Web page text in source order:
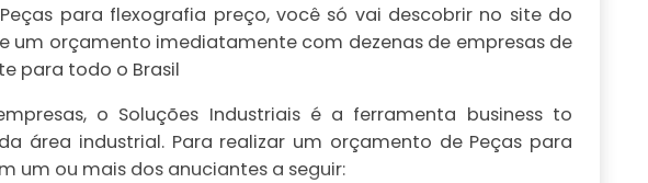
para flexografia preço, você só vai descobrir no site do
um orçamento imediatamente com dezenas de empresas de
para todo o Brasil
o Soluções Industriais é a ferramenta business to
área industrial. Para realizar um orçamento de Peças para
um ou mais dos anuciantes a seguir: